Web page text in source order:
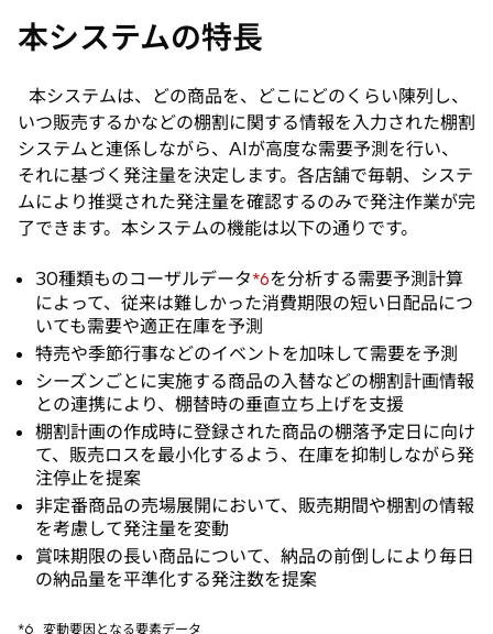
本システムの特長
本システムは、どの商品を、どこにどのくらい陳列し、
いつ販売するかなどの棚割に関する情報を入力された棚割
システムと連係しながら、AIが高度な需要予測を行い、
それに基づく発注量を決定します。各店舗で毎朝、システ
ムにより推奨された発注量を確認するのみで発注作業が完
了できます。本システムの機能は以下の通りです。
30種類ものコーザルデータ*6を分析する需要予測計算
によって、従来は難しかった消費期限の短い日配品につ
いても需要や適正在庫を予測
特売や季節行事などのイベントを加味して需要を予測
シーズンごとに実施する商品の入替などの棚割計画情報
との連携により、棚替時の垂直立ち上げを支援
棚割計画の作成時に登録された商品の棚落予定日に向け
て、販売ロスを最小化するよう、在庫を抑制しながら発
注停止を提案
非定番商品の売場展開において、販売期間や棚割の情報
を考慮して発注量を変動
賞味期限の長い商品について、納品の前倒しにより毎日
の納品量を平準化する発注数を提案
*6 変動要因となる要素データ